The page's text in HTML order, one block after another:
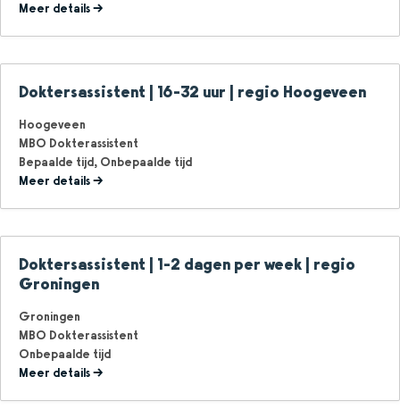
Meer details
Doktersassistent | 16-32 uur | regio Hoogeveen
Hoogeveen
MBO Dokterassistent
Bepaalde tijd Onbepaalde tijd
Meer details
Doktersassistent | 1-2 dagen per week | regio
Groningen
Groningen
MBO Dokterassistent
Onbepaalde tijd
Meer details